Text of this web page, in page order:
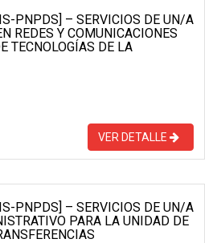
PNPDS] – SERVICIOS DE UN/A
REDES Y COMUNICACIONES
TECNOLOGÍAS DE LA
VER DETALLE
PNPDS] – SERVICIOS DE UN/A
PARA LA UNIDAD DE